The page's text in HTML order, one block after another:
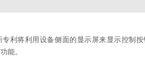
专利将利用设备侧面的显示屏来显示控制
能。